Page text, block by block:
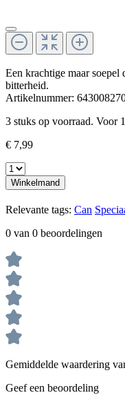
Een krachtige maar
bitterheid.
Artikelnummer:
3 stuks op voorraad. Voor
€ 7,99
Winkelmand
Relevante tags: Can
0 van 0 beoordelingen
Gemiddelde waardering
Geef een beoordeling